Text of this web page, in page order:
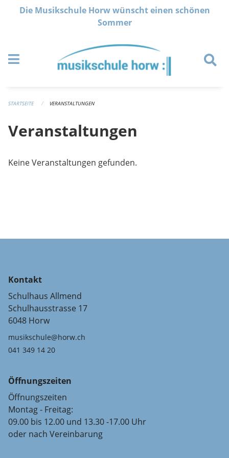
Navigation überspringen
Die Musikschule Horw wünscht einen schönen
Sommer
STARTSEITE VERANSTALTUNGEN
Veranstaltungen
Keine Veranstaltungen gefunden.
Kontakt
Schulhaus Allmend
Schulhausstrasse 17
6048 Horw
musikschule@horw.ch
041 349 14 20
Öffnungszeiten
Öffnungszeiten
Montag - Freitag:
09.00 bis 12.00 und 13.30 -17.00 Uhr
oder nach Vereinbarung